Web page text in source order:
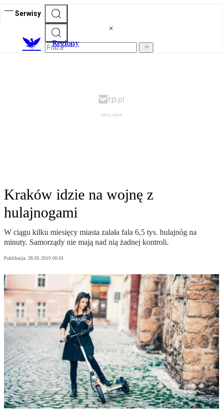
Serwisy
Regiony
Kraków idzie na wojnę z
hulajnogami
W ciągu kilku miesięcy miasta zalała fala 6,5 tys. hulajnóg na
minuty. Samorządy nie mają nad nią żadnej kontroli.
Publikacja: 28.05.2019 00:01